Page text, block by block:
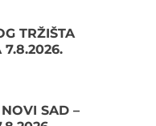
TRŽIŠTA
7.8.2026.
SAD –